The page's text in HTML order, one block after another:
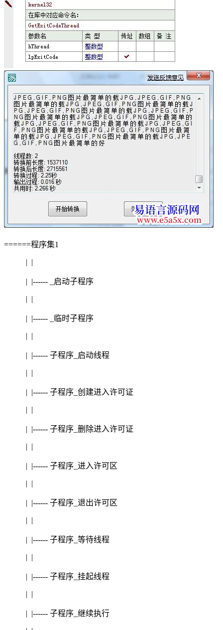
======程序集1
| |
| |------ _启动子程序
| |
| |------ _临时子程序
| |
| |------ 子程序_启动线程
| |
| |------ 子程序_创建进入许可证
| |
| |------ 子程序_删除进入许可证
| |
| |------ 子程序_进入许可区
| |
| |------ 子程序_退出许可区
| |
| |------ 子程序_等待线程
| |
| |------ 子程序_挂起线程
| |
| |------ 子程序_继续执行